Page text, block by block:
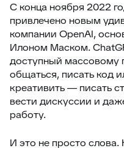
С конца ноября 2022
привлечено новым
компании OpenAI,
Илоном Маском.
доступный
общаться, писать код
креативить — писать
вести дискуссии и
работу.
И это не просто